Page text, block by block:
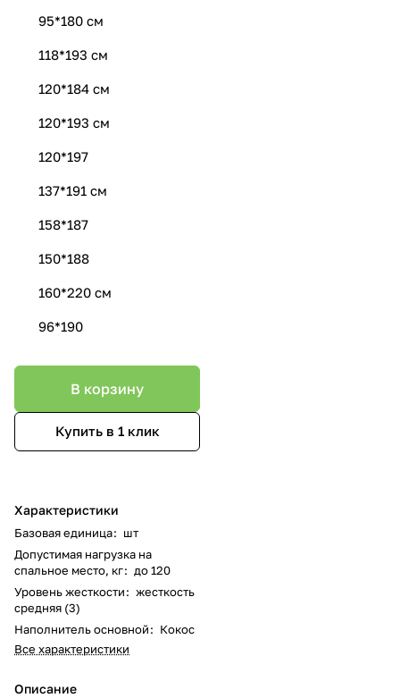
95*180 см
118*193 см
120*184 см
120*193 см
120*197
137*191 см
158*187
150*188
160*220 см
96*190
В корзину
Купить в 1 клик
Характеристики
Базовая единица: шт
Допустимая нагрузка на
спальное место, кг: до 120
Уровень жесткости: жесткость
средняя (3)
Наполнитель основной: Кокос
Все характеристики
Описание